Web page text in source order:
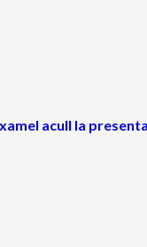
acull la